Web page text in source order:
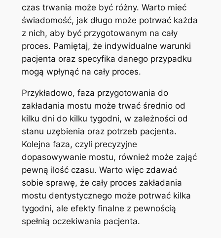
czas trwania może być różny. Warto mieć
świadomość, jak długo może potrwać każda
z nich, aby być przygotowanym na cały
proces. Pamiętaj, że indywidualne warunki
pacjenta oraz specyfika danego przypadku
mogą wpłynąć na cały proces.
Przykładowo, faza przygotowania do
zakładania mostu może trwać średnio od
kilku dni do kilku tygodni, w zależności od
stanu uzębienia oraz potrzeb pacjenta.
Kolejna faza, czyli precyzyjne
dopasowywanie mostu, również może zająć
pewną ilość czasu. Warto więc zdawać
sobie sprawę, że cały proces zakładania
mostu dentystycznego może potrwać kilka
tygodni, ale efekty finalne z pewnością
spełnią oczekiwania pacjenta.